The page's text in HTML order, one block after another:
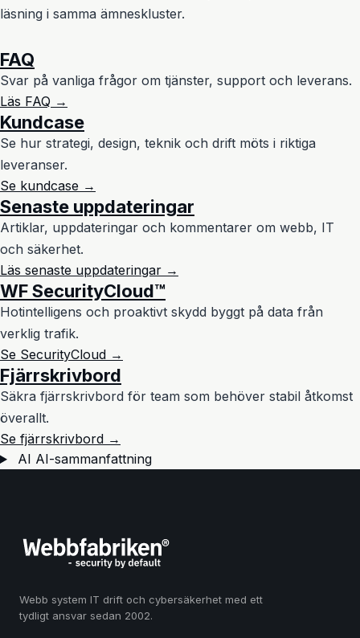
läsning i samma ämneskluster.
FAQ
Svar på vanliga frågor om tjänster, support och leverans.
Läs FAQ →
Kundcase
Se hur strategi, design, teknik och drift möts i riktiga
leveranser.
Se kundcase →
Senaste uppdateringar
Artiklar, uppdateringar och kommentarer om webb, IT
och säkerhet.
Läs senaste uppdateringar →
WF SecurityCloud™
Hotintelligens och proaktivt skydd byggt på data från
verklig trafik.
Se SecurityCloud →
Fjärrskrivbord
Säkra fjärrskrivbord för team som behöver stabil åtkomst
överallt.
Se fjärrskrivbord →
AI AI-sammanfattning
Webb system IT drift och cybersäkerhet med ett
tydligt ansvar sedan 2002.